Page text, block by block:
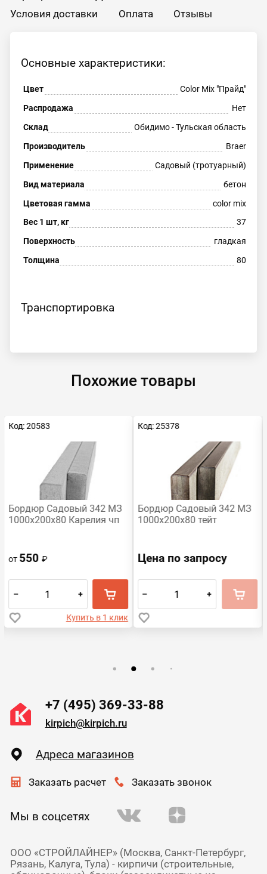
Условия доставки
Оплата Отзывы
Основные характеристики:
Цвет
Color Mix "Прайд"
Распродажа
Нет
Склад
Обидимо - Тульская область
Производитель
Braer
Применение
Садовый (тротуарный)
Вид материала
бетон
Цветовая гамма
color mix
Вес 1 шт, кг
37
Поверхность
гладкая
Толщина
80
Транспортировка
Похожие товары
Код: 20583
Бордюр Садовый 342 МЗ
1000х200х80 Карелия чп
от 550₽
– +
Купить в 1 клик
Код: 25378
Бордюр Садовый 342 МЗ
1000х200х80 тейт
Цена по запросу
– +
+7 (495) 369-33-88
kirpich@kirpich.ru
Адреса магазинов
Заказать расчет Заказать звонок
Мы в соцсетях
ООО «СТРОЙЛАЙНЕР» (Москва, Санкт-Петербург,
Рязань, Калуга, Тула) - кирпичи (строительные,